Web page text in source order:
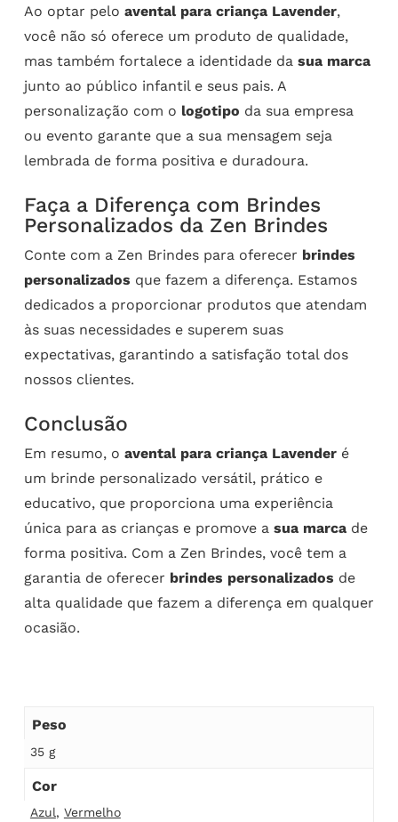
Ao optar pelo avental para criança Lavender,
você não só oferece um produto de qualidade,
mas também fortalece a identidade da sua marca
junto ao público infantil e seus pais. A
personalização com o logotipo da sua empresa
ou evento garante que a sua mensagem seja
lembrada de forma positiva e duradoura.
Faça a Diferença com Brindes
Personalizados da Zen Brindes
Conte com a Zen Brindes para oferecer brindes
personalizados que fazem a diferença. Estamos
dedicados a proporcionar produtos que atendam
às suas necessidades e superem suas
expectativas, garantindo a satisfação total dos
nossos clientes.
Conclusão
Em resumo, o avental para criança Lavenderé
um brinde personalizado versátil, prático e
educativo, que proporciona uma experiência
única para as crianças e promove a sua marcade
forma positiva. Com a Zen Brindes, você tem a
garantia de oferecer brindes personalizados de
alta qualidade que fazem a diferença em qualquer
ocasião.
Peso
35 g
Cor
Azul, Vermelho